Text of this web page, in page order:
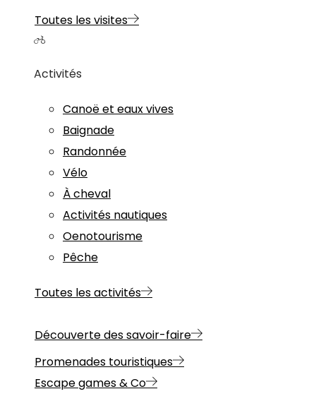
Toutes les visites
Activités
Canoë et eaux vives
Baignade
Randonnée
Vélo
À cheval
Activités nautiques
Oenotourisme
Pêche
Toutes les activités
Découverte des savoir-faire
Promenades touristiques
Escape games & Co